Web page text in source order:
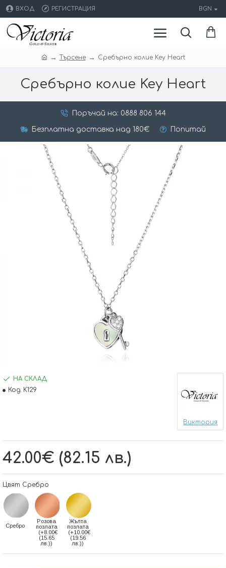
ВХОД РЕГИСТРАЦИЯ BGN
Търсене Сребърно колие Key Heart
Сребърно колие Key Heart
Поръчай на: 0888 806 144
Безплатна доставка над 180€ Попитай
42.00€ (82.15 лв.)
НА СКЛАД
Код: K129
Виктория
Цвят Сребро
Сребро
Розова
позлата
(+8.00€
(15.65
лв.))
Жълта
позлата
(+10.00€
(19.56
лв.))